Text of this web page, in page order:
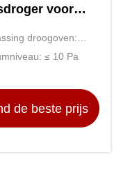
voor
droogoven:
droger
Vacuümniveau: ≤ 10 Pa
de beste prijs